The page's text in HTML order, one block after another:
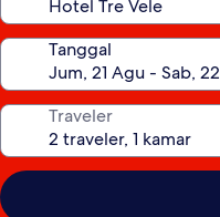
Tanggal
Traveler